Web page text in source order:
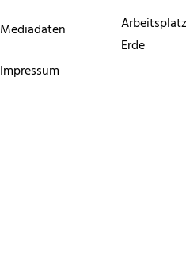
Mediadaten
Impressum
Erde